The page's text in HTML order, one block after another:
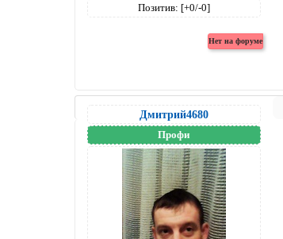
Позитив: [+0/-0]
Дмитрий4680
Профи